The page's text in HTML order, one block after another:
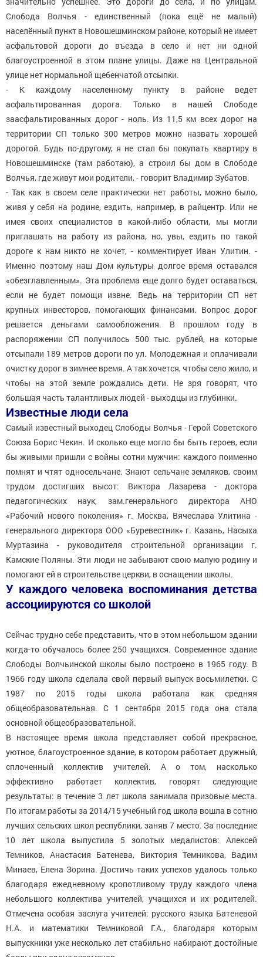
Слобода Волчья - единственный (пока ещё не малый)
населённый пункт в Новошешминском районе, который не имеет
асфальтовой дороги до въезда в село и нет ни одной
благоустроенной в этом плане улицы. Даже на Центральной
улице нет нормальной щебенчатой отсыпки.
- К каждому населенному пункту в районе ведет
асфальтированная дорога. Только в нашей Слободе
заасфальтированных дорог - ноль. Из 11,5 км всех дорог на
территории СП только 300 метров можно назвать хорошей
дорогой. Будь по-другому, я не стал бы покупать квартиру в
Новошешминске (там работаю), а строил бы дом в Слободе
Волчья, где живут мои родители, - говорит Владимир Зубатов.
- Так как в своем селе практически нет работы, можно было,
живя у себя на родине, ездить, например, в райцентр. Или не
имея своих специалистов в какой-либо области, мы могли
приглашать на работу из района, но, увы, ездить по такой
дороге к нам никто не хочет, - комментирует Иван Улитин. -
Именно поэтому наш Дом культуры долгое время оставался
«обезглавленным». Эта проблема еще долго будет оставаться,
если не будет помощи извне. Ведь на территории СП нет
крупных инвесторов, помогающих финансами. Вопрос дорог
решается деньгами самообложения. В прошлом году в
распоряжении СП получилось 500 тыс. рублей, на которые
отсыпали 189 метров дороги по ул. Молодежная и оплачивали
очистку дорог в зимнее время. А так хочется, чтобы село жило, и
чтобы на этой земле рождались дети. Не зря говорят, что
большая часть талантливых людей - выходцы из глубинки.
Известные люди села
Самый известный выходец Слободы Волчья - Герой Советского
Союза Борис Чекин. И сколько еще могло бы быть героев, если
бы живыми пришли с войны сотни мужчин: каждого поименно
помнят и чтят односельчане. Знают сельчане земляков, своим
трудом достигших высот: Виктора Лазарева - доктора
педагогических наук, зам.генерального директора АНО
«Рабочий нового поколения» г. Москва, Вячеслава Улитина -
генерального директора ООО «Буревестник» г. Казань, Насыха
Муртазина - руководителя строительной организации г.
Камские Поляны. Эти люди не забывают свою малую родину и
помогают ей в строительстве церкви, в оснащении школы.
У каждого человека воспоминания детства
ассоциируются со школой
Сейчас трудно себе представить, что в этом небольшом здании
когда-то обучалось более 250 учащихся. Современное здание
Слободы Волчьинской школы было построено в 1965 году. В
1966 году школа сделала свой первый выпуск восьмилетки. С
1987 по 2015 годы школа работала как средняя
общеобразовательная. С 1 сентября 2015 года она стала
основной общеобразовательной.
В настоящее время школа представляет собой прекрасное,
уютное, благоустроенное здание, в котором работает дружный,
сплоченный коллектив учителей. А о том, насколько
эффективно работает коллектив, говорят следующие
результаты: в течение 3 лет школа занимала призовые места.
По итогам работы за 2014/15 учебный год школа вошла в сотню
лучших сельских школ республики, заняв 7 место. За последние
10 лет школа выпустила 5 золотых медалистов: Алексей
Темников, Анастасия Батенева, Виктория Темникова, Вадим
Минаев, Елена Зорина. Достичь таких успехов удалось только
благодаря ежедневному кропотливому труду каждого члена
небольшого коллектива учителей, учащихся и их родителей.
Отмечена особая заслуга учителей: русского языка Батеневой
Н.А. и математики Темниковой Г.А., благодаря которым
выпускники уже несколько лет стабильно набирают достойные